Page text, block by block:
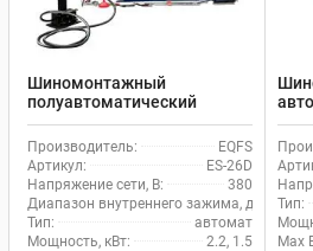
Шиномонтажный
полуавтоматический
станок EQFS ES-26D для
грузового транспорта
Производитель:
EQFS
Артикул:
ES-26D
Напряжение сети, В:
380
Диапазон внутреннего зажима, дюйм:
Тип:
автомат
Мощность, кВт:
2.2, 1.5
Тип:
Max